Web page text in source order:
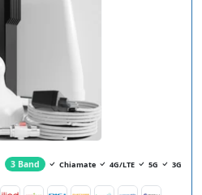
3 Band Chiamate 4G/LTE 5G 3G